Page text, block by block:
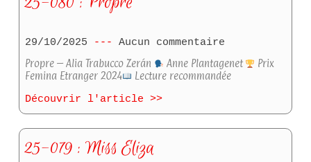
29/10/2025
Aucun commentaire
Propre – Alia Trabucco Zerán
Anne Plantagenet
Prix
Femina Etranger 2024
Lecture recommandée
Découvrir l'article >>
25-079 : Miss Eliza